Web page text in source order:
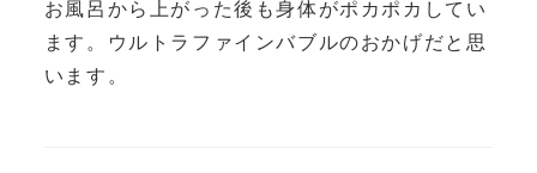
お風呂から上がった後も身体がポカポカしてい
ます。ウルトラファインバブルのおかげだと思
います。